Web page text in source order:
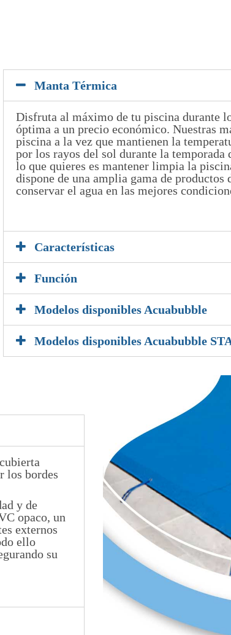
Manta Térmica
Disfruta al máximo de tu piscina durante
óptima a un precio económico. Nuestras
piscina a la vez que mantienen la
por los rayos del sol durante la
lo que quieres es mantener limpia la
dispone de una amplia gama de
conservar el agua en las mejores
Características
Función
Modelos disponibles Acuabubble
Modelos disponibles Acuabubble
los bordes
y de
opaco, un
externos
ello
su